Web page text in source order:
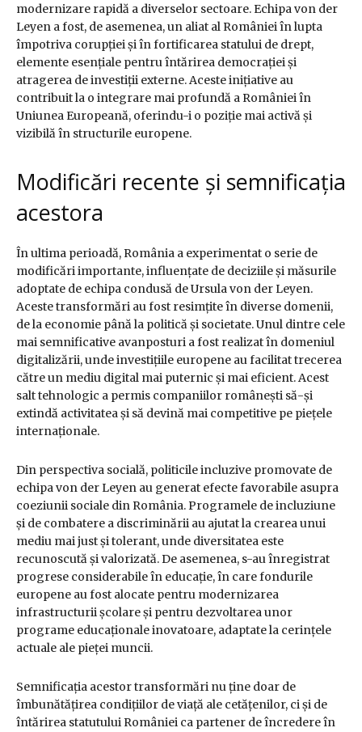
modernizare rapidă a diverselor sectoare. Echipa von der
Leyen a fost, de asemenea, un aliat al României în lupta
împotriva corupției și în fortificarea statului de drept,
elemente esențiale pentru întărirea democrației și
atragerea de investiții externe. Aceste inițiative au
contribuit la o integrare mai profundă a României în
Uniunea Europeană, oferindu-i o poziție mai activă și
vizibilă în structurile europene.
Modificări recente și semnificația
acestora
În ultima perioadă, România a experimentat o serie de
modificări importante, influențate de deciziile și măsurile
adoptate de echipa condusă de Ursula von der Leyen.
Aceste transformări au fost resimțite în diverse domenii,
de la economie până la politică și societate. Unul dintre cele
mai semnificative avanposturi a fost realizat în domeniul
digitalizării, unde investițiile europene au facilitat trecerea
către un mediu digital mai puternic și mai eficient. Acest
salt tehnologic a permis companiilor românești să-și
extindă activitatea și să devină mai competitive pe piețele
internaționale.
Din perspectiva socială, politicile incluzive promovate de
echipa von der Leyen au generat efecte favorabile asupra
coeziunii sociale din România. Programele de incluziune
și de combatere a discriminării au ajutat la crearea unui
mediu mai just și tolerant, unde diversitatea este
recunoscută și valorizată. De asemenea, s-au înregistrat
progrese considerabile în educație, în care fondurile
europene au fost alocate pentru modernizarea
infrastructurii școlare și pentru dezvoltarea unor
programe educaționale inovatoare, adaptate la cerințele
actuale ale pieței muncii.
Semnificația acestor transformări nu ține doar de
îmbunătățirea condițiilor de viață ale cetățenilor, ci și de
întărirea statutului României ca partener de încredere în